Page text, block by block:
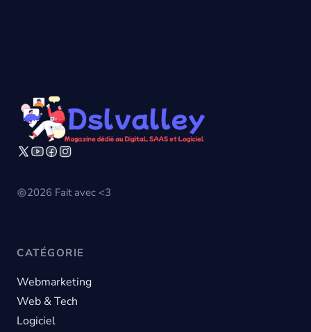
2026 Fait avec <3
CATÉGORIE
Webmarketing
Web & Tech
Logiciel